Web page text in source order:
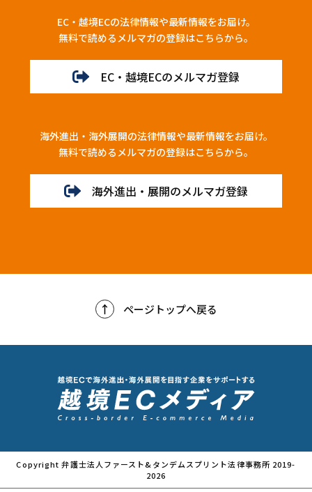
EC・越境ECの法律情報や最新情報をお届け。
無料で読めるメルマガの登録はこちらから。
EC・越境ECのメルマガ登録
海外進出・海外展開の法律情報や最新情報をお届け。
無料で読めるメルマガの登録はこちらから。
海外進出・展開のメルマガ登録
ページトップへ戻る
Copyright 弁護士法人ファースト&タンデムスプリント法律事務所 2019-
2026